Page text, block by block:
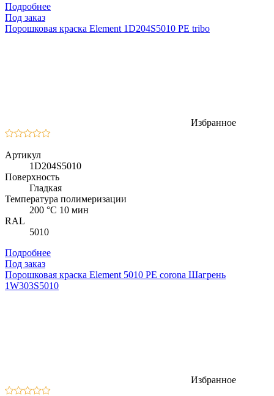
Подробнее
Под заказ
Порошковая краска Element 1D204S5010 PE tribo
Избранное
Артикул
1D204S5010
Поверхность
Гладкая
Температура полимеризации
200 °C 10 мин
RAL
5010
Подробнее
Под заказ
Порошковая краска Element 5010 PE corona Шагрень
1W303S5010
Избранное